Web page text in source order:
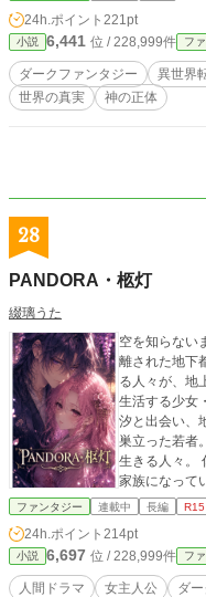
ではない。 世
る。
24h.ポイント 221pt
小説 6,441 位 / 228,999件 フ
ダークファンタジー 異世界
世界の真実
神の正体
28
PANDORA・柩灯
綴璃うた
空を知らないまま
離された地下
る人々が、地上
生活する少女
汐と出会い、地
巣立った若者
生きる人々。 傷を抱えた者たちが出会い、支え合い、やがて
家族になっていく。 そして地下の未来を巡
皇族、官僚を
と地下、二つ
ファンタジー 連載中 長編 R15
24h.ポイント 214pt
小説 6,697 位 / 228,999件 フ
人間ドラマ 女主人公 ダ